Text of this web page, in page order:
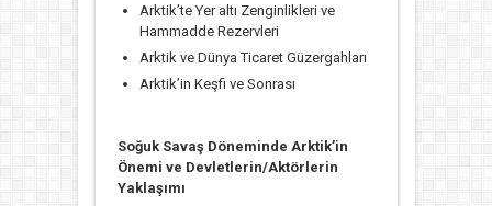
Arktik’te Yer altı Zenginlikleri ve
Hammadde Rezervleri
Arktik ve Dünya Ticaret Güzergahları
Arktik’in Keşfi ve Sonrası
Soğuk Savaş Döneminde Arktik’in
Önemi ve Devletlerin/Aktörlerin
Yaklaşımı